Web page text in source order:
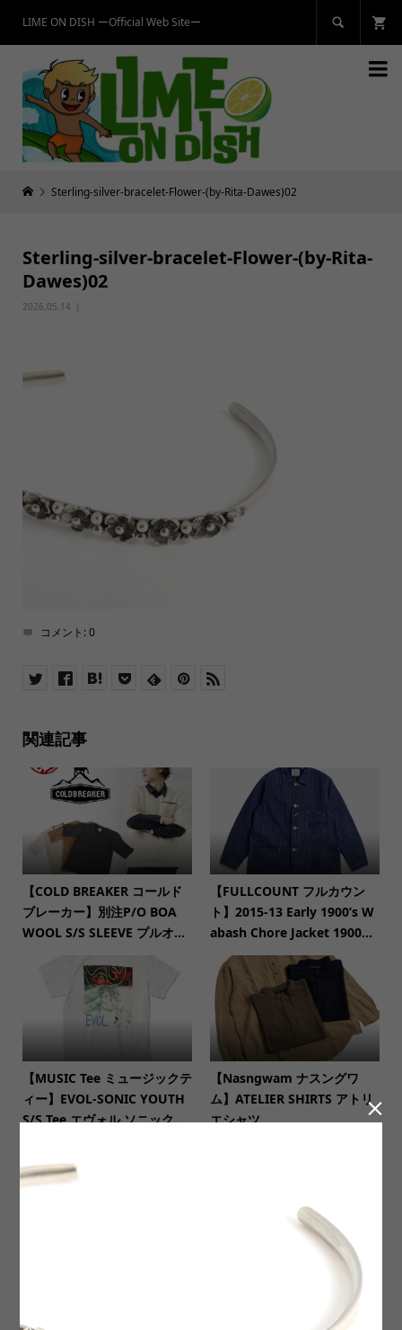
LIME ON DISH ーOfficial Web Siteー 

Sterling-silver-bracelet-Flower-(by-Rita-Dawes)02
Sterling-silver-bracelet-Flower-(by-Rita-
Dawes)02
2026.05.14
コメント:0
関連記事
【COLD BREAKER コールド
ブレーカー】別注P/O BOA
WOOL S/S SLEEVE プルオ...
【FULLCOUNT フルカウン
ト】2015-13 Early 1900’s W
abash Chore Jacket 1900...
【MUSIC Tee ミュージックテ
ィー】EVOL-SONIC YOUTH
S/S Tee エヴォル ソニック...
【Nasngwam ナスングワ
ム】ATELIER SHIRTS アトリ
エシャツ
【VANS(バンズ)】DEADSTO
CK Authentic 44 DX ANAHE
IM FACTORY デッドストッ...
